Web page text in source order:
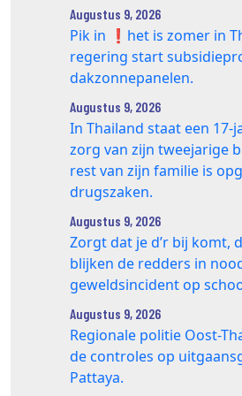
Augustus 9, 2026
Pik in ❗️het is zomer in
regering start
dakzonnepanelen.
Augustus 9, 2026
In Thailand staat een
zorg van zijn tweejarige
rest van zijn familie is
drugszaken.
Augustus 9, 2026
Zorgt dat je d’r bij komt,
blijken de redders in
geweldsincident op
Augustus 9, 2026
Regionale politie Oost-
de controles op
Pattaya.